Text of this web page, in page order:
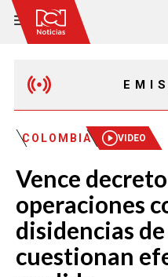
COLOMBIA VIDEO
Vence
operaciones
disidencias
cuestionan